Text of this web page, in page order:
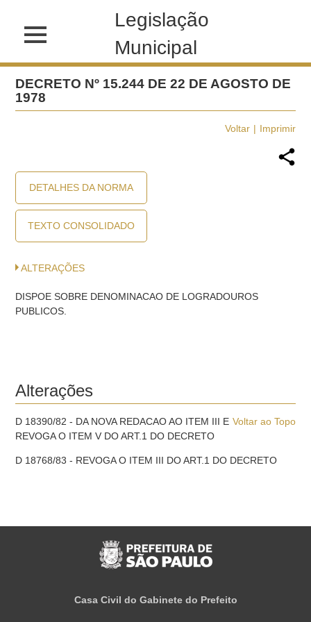
Legislação
Municipal
DECRETO Nº 15.244 DE 22 DE AGOSTO DE
1978
Voltar Imprimir
DETALHES DA NORMA
TEXTO CONSOLIDADO
ALTERAÇÕES
DISPOE SOBRE DENOMINACAO DE LOGRADOUROS
PUBLICOS.
Alterações
Voltar ao Topo
D 18390/82 - DA NOVA REDACAO AO ITEM III E
REVOGA O ITEM V DO ART.1 DO DECRETO
D 18768/83 - REVOGA O ITEM III DO ART.1 DO DECRETO
Casa Civil do Gabinete do Prefeito